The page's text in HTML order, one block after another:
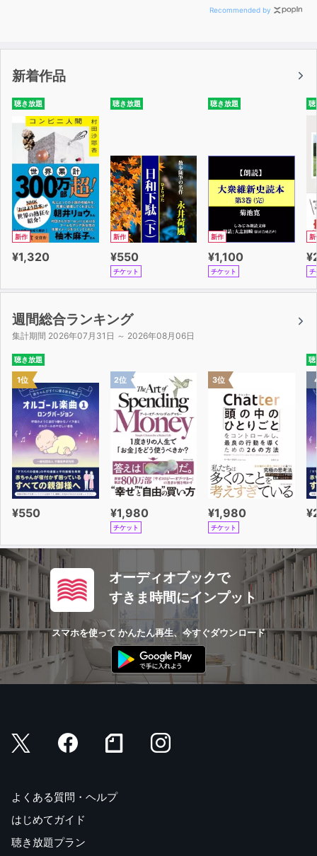
Recommended by
新着作品
聴き放題
新作
¥1,320
聴き放題
新作
¥550
チケット
聴き放題
新作
¥1,100
チケット
聴
新
チ
週間総合ランキング
集計期間 2026年07月31日 ～ 2026年08月06日
聴き放題
1位
¥550
2位
¥1,980
チケット
3位
¥1,980
チケット
聴
オーディオブックで
すきま時間にインプット
スマホを使って かんたん再生、今すぐダウンロード
よくある質問・ヘルプ
はじめてガイド
聴き放題プラン